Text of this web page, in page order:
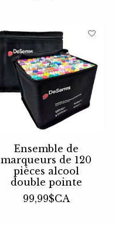
Ensemble de
marqueurs de 120
pièces alcool
double pointe
99,99$CA